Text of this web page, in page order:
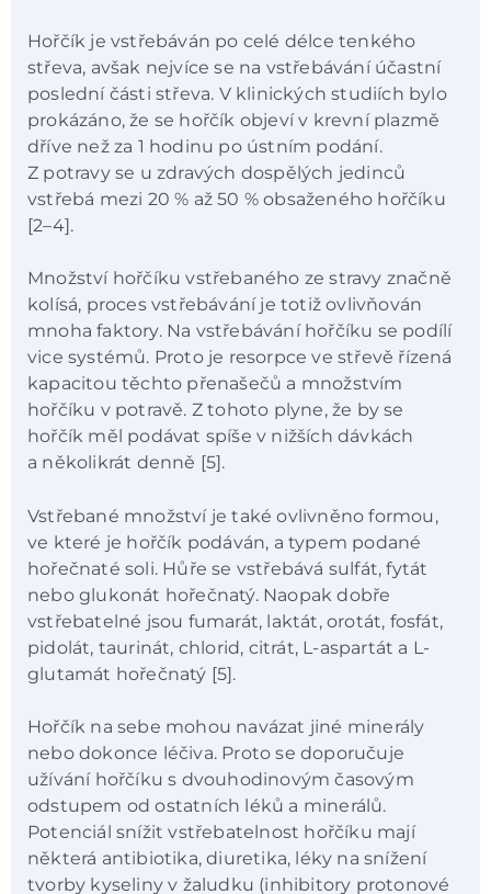
Hořčík je vstřebáván po celé délce tenkého
střeva, avšak nejvíce se na vstřebávání účastní
poslední části střeva. V klinických studiích bylo
prokázáno, že se hořčík objeví v krevní plazmě
dříve než za 1 hodinu po ústním podání.
Z potravy se u zdravých dospělých jedinců
vstřebá mezi 20 % až 50 % obsaženého hořčíku
[2–4].
Množství hořčíku vstřebaného ze stravy značně
kolísá, proces vstřebávání je totiž ovlivňován
mnoha faktory. Na vstřebávání hořčíku se podílí
vice systémů. Proto je resorpce ve střevě řízená
kapacitou těchto přenašečů a množstvím
hořčíku v potravě. Z tohoto plyne, že by se
hořčík měl podávat spíše v nižších dávkách
a několikrát denně [5].
Vstřebané množství je také ovlivněno formou,
ve které je hořčík podáván, a typem podané
hořečnaté soli. Hůře se vstřebává sulfát, fytát
nebo glukonát hořečnatý. Naopak dobře
vstřebatelné jsou fumarát, laktát, orotát, fosfát,
pidolát, taurinát, chlorid, citrát, L-aspartát a L-
glutamát hořečnatý [5].
Hořčík na sebe mohou navázat jiné minerály
nebo dokonce léčiva. Proto se doporučuje
užívání hořčíku s dvouhodinovým časovým
odstupem od ostatních léků a minerálů.
Potenciál snížit vstřebatelnost hořčíku mají
některá antibiotika, diuretika, léky na snížení
tvorby kyseliny v žaludku (inhibitory protonové